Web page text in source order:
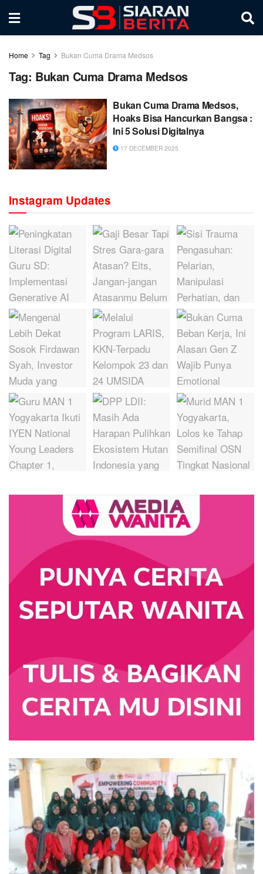
Home Tag Bukan Cuma Drama Medsos
Tag: Bukan Cuma Drama Medsos
Bukan Cuma Drama Medsos,
Hoaks Bisa Hancurkan Bangsa :
Ini 5 Solusi Digitalnya
17 DECEMBER 2025
Instagram Updates